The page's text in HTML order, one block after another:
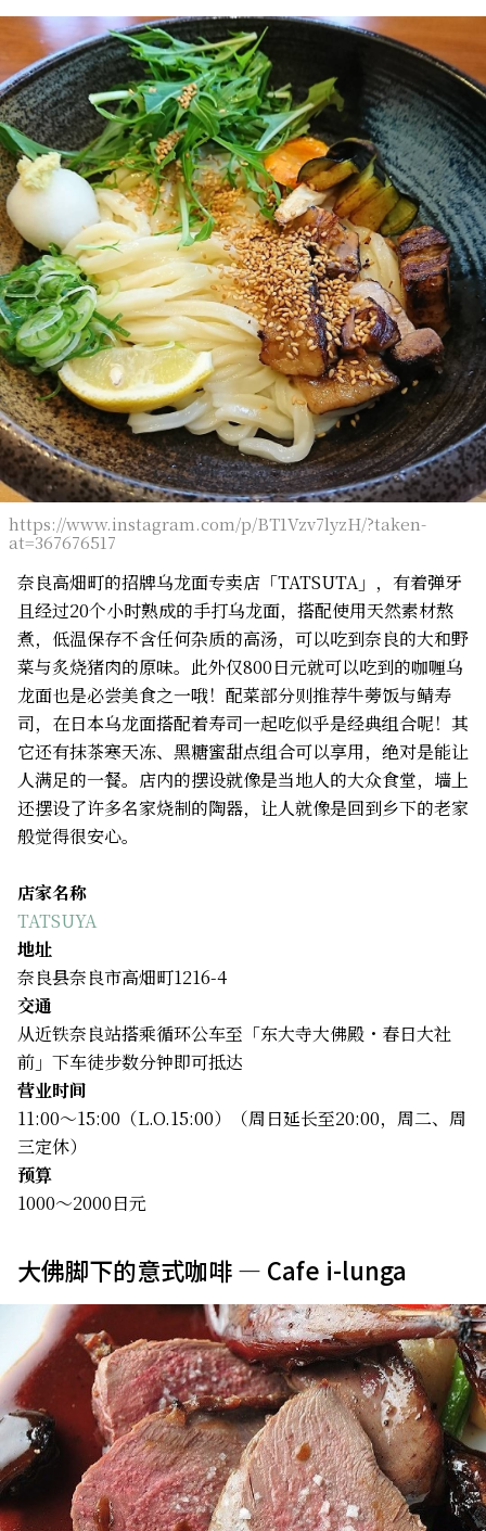
https://www.instagram.com/p/BT1Vzv7lyzH/?taken-
at=367676517
奈良高畑町的招牌乌龙面专卖店「TATSUTA」，有着弹牙
且经过20个小时熟成的手打乌龙面，搭配使用天然素材熬
煮，低温保存不含任何杂质的高汤，可以吃到奈良的大和野
菜与炙烧猪肉的原味。此外仅800日元就可以吃到的咖喱乌
龙面也是必尝美食之一哦！配菜部分则推荐牛蒡饭与鲭寿
司，在日本乌龙面搭配着寿司一起吃似乎是经典组合呢！其
它还有抹茶寒天冻、黑糖蜜甜点组合可以享用，绝对是能让
人满足的一餐。店内的摆设就像是当地人的大众食堂，墙上
还摆设了许多名家烧制的陶器，让人就像是回到乡下的老家
般觉得很安心。
店家名称
TATSUYA
地址
奈良县奈良市高畑町1216-4
交通
从近铁奈良站搭乘循环公车至「东大寺大佛殿・春日大社
前」下车徒步数分钟即可抵达
营业时间
11:00～15:00（L.O.15:00）（周日延长至20:00，周二、周
三定休）
预算
1000～2000日元
大佛脚下的意式咖啡 — Cafe i-lunga